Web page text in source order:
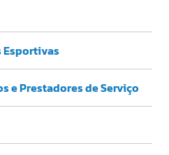
Esportivas
e Prestadores de Serviço